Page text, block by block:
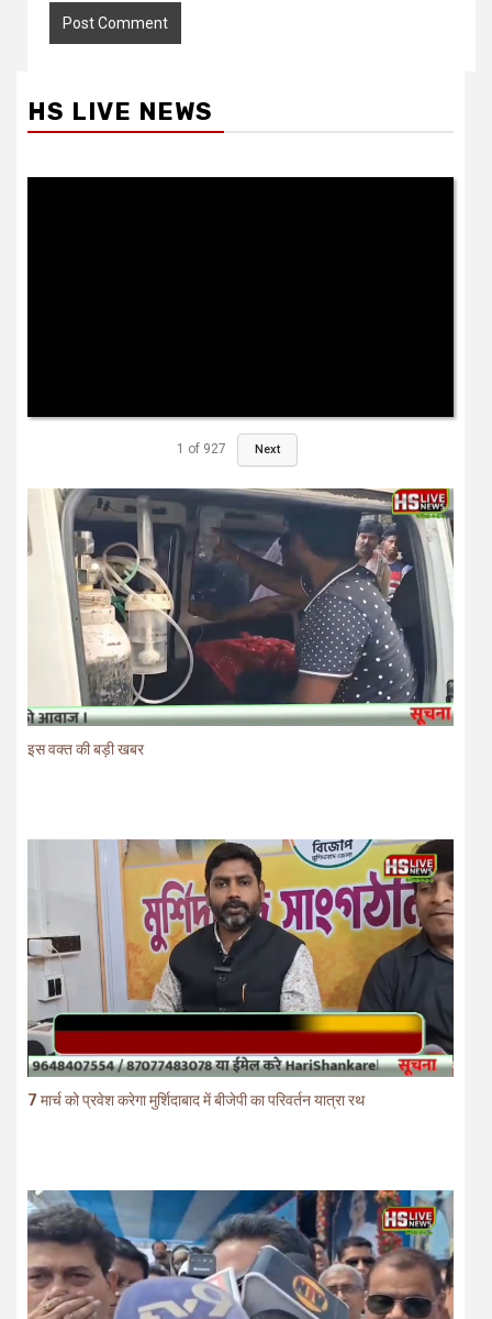
HS LIVE NEWS
1 of 927 Next
इस वक्त की बड़ी खबर
7 मार्च को प्रवेश करेगा मुर्शिदाबाद में बीजेपी का परिवर्तन यात्रा रथ